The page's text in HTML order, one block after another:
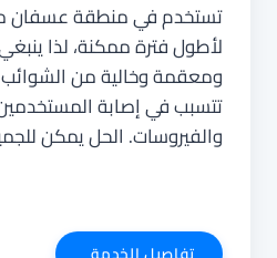
تستخدم في منطقة عسفان
لأطول فترة ممكنة، لذا
ومعقمة وخالية من الشوائب
تتسبب في إصابة
والفيروسات. الحل يمكن